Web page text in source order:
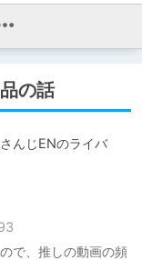
の話
んじENのライバ
で、推しの動画の頻